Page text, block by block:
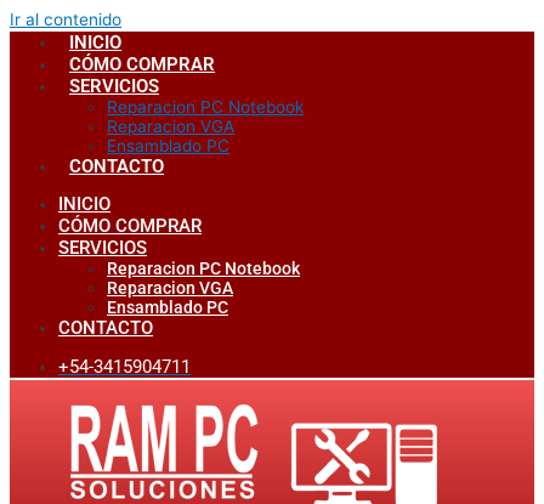
Ir al contenido
INICIO
CÓMO COMPRAR
SERVICIOS
Reparacion PC Notebook
Reparacion VGA
Ensamblado PC
CONTACTO
INICIO
CÓMO COMPRAR
SERVICIOS
Reparacion PC Notebook
Reparacion VGA
Ensamblado PC
CONTACTO
+54-3415904711